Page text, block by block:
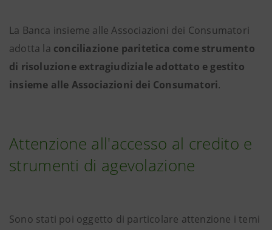
La Banca insieme alle Associazioni dei Consumatori
adotta la conciliazione paritetica come strumento
di risoluzione extragiudiziale adottato e gestito
insieme alle Associazioni dei Consumatori.
Attenzione all'accesso al credito e
strumenti di agevolazione
Sono stati poi oggetto di particolare attenzione i temi